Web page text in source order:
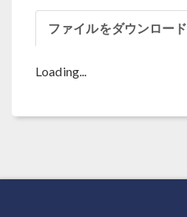
ファイルをダウンロード
Loading...